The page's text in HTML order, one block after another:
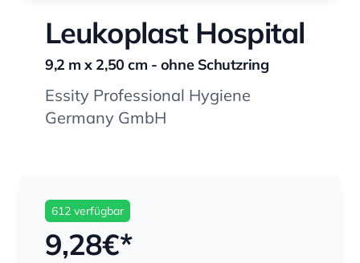
Leukoplast Hospital
9,2 m x 2,50 cm - ohne Schutzring
Essity Professional Hygiene
Germany GmbH
612 verfügbar
9,28€*